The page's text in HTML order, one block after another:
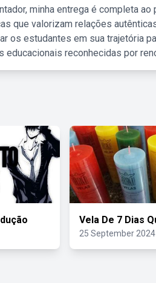
minha entrega é completa
que valorizam relações
os estudantes em sua trajetória
educacionais reconhecidas por
Vela De 7 Dias
25 September 2024